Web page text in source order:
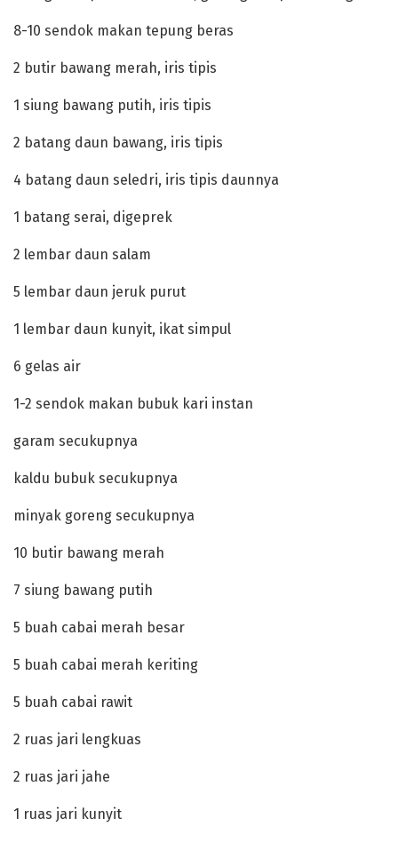
‎8-10 sendok makan tepung beras
‎2 butir bawang merah, iris tipis
‎1 siung bawang putih, iris tipis
‎2 batang daun bawang, iris tipis
‎4 batang daun seledri, iris tipis daunnya
‎1 batang serai, digeprek
‎2 lembar daun salam
‎5 lembar daun jeruk purut
‎1 lembar daun kunyit, ikat simpul
‎6 gelas air
‎1-2 sendok makan bubuk kari instan
‎garam secukupnya
‎kaldu bubuk secukupnya
‎minyak goreng secukupnya
‎10 butir bawang merah
‎7 siung bawang putih
‎5 buah cabai merah besar
‎5 buah cabai merah keriting
‎5 buah cabai rawit
‎2 ruas jari lengkuas
‎2 ruas jari jahe
‎1 ruas jari kunyit